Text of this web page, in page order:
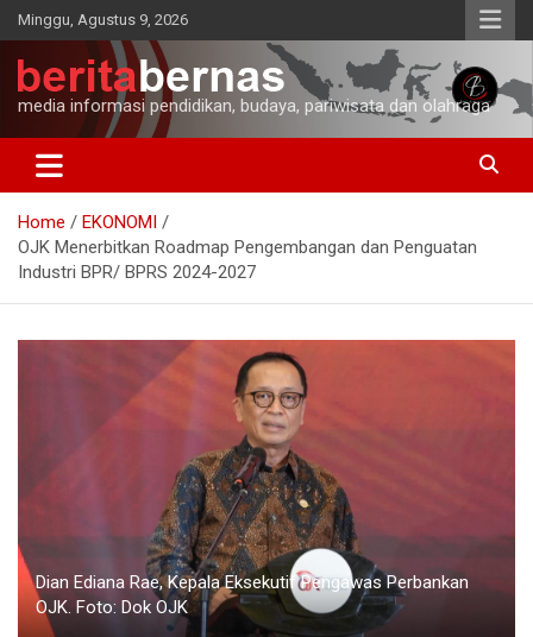
Skip
to
content
Minggu, Agustus 9, 2026
media informasi pendidikan, budaya, pariwisata dan olahraga
Home
EKONOMI
OJK Menerbitkan Roadmap Pengembangan dan Penguatan
Industri BPR/ BPRS 2024-2027
Dian Ediana Rae, Kepala Eksekutif Pengawas Perbankan
OJK. Foto: Dok OJK